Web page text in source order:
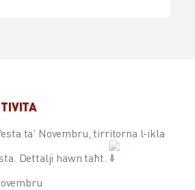
ta’ Novembru, tirritorna l-ikla
Dettalji hawn taħt.